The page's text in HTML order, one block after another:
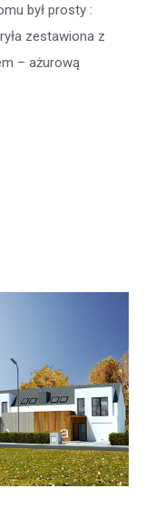
był prosty :
zestawiona z
– ażurową